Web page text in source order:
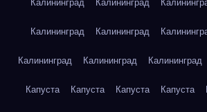
Калининград Калининград
Калининград Калининград
Калининград Калининград Калининград
Капуста Капуста Капуста Капуста